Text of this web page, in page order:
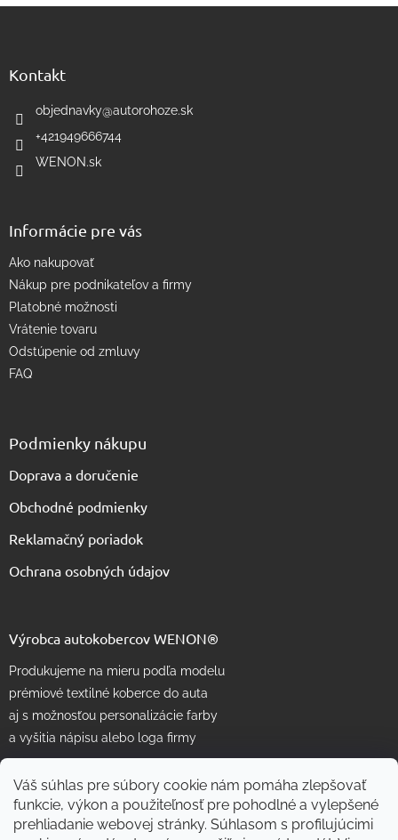
Váš súhlas pre súbory cookie nám pomáha zlepšovať
funkcie, výkon a použiteľnosť pre pohodlné a vylepšené
prehliadanie webovej stránky. Súhlasom s profilujúcimi
v
Kontakt
objednavky@autorohoze.sk
+421949666744
WENON.sk
Informácie pre vás
Ako nakupovať
Nákup pre podnikateľov a firmy
Platobné možnosti
Vrátenie tovaru
Odstúpenie od zmluvy
FAQ
Podmienky nákupu
Doprava a doručenie
Obchodné podmienky
Reklamačný poriadok
Ochrana osobných údajov
Výrobca autokobercov WENON®
Produkujeme na mieru podľa modelu
prémiové textilné koberce do auta
aj s možnosťou personalizácie farby
a vyšitia nápisu alebo loga firmy